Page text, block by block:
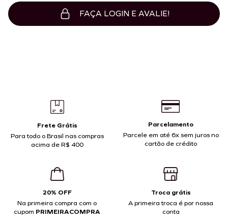
FAÇA LOGIN E AVALIE!
Frete Grátis
Para todo o Brasil nas compras
acima de R$ 400
Parcelamento
Parcele em até 6x sem juros no
cartão de crédito
20% OFF
Na primeira compra com o
cupom PRIMEIRACOMPRA
Troca grátis
A primeira troca é por nossa
conta